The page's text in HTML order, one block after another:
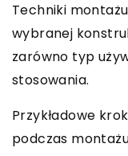
Techniki
wybranej
zarówno typ
stosowania.
Przykładowe
podczas